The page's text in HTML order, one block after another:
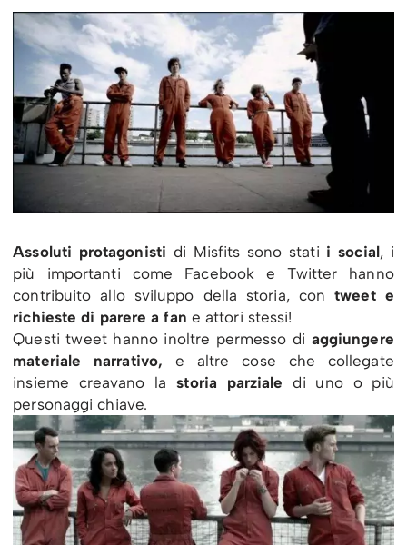
Assoluti protagonisti di Misfits sono stati i social, i
più importanti come Facebook e Twitter hanno
contribuito allo sviluppo della storia, contweet e
richieste di parere a fan e attori stessi!
Questi tweet hanno inoltre permesso di aggiungere
materiale narrativo, e altre cose che collegate
insieme creavano la storia parziale di uno o più
personaggi chiave.